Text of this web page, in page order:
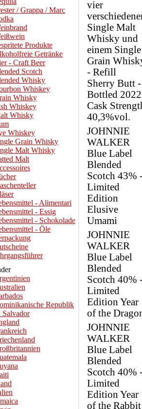
/ Grappa / Marc
Produkte
Getränke
- Craft Beer
Scotch
Whisky
Whiskey
Whisky
Whiskey
Whisky
Whiskey
Grain Whisky
Malt Whisky
Malt
- Alimentari
- Essig
- Schokolade
- Öle
Republik
Salvador
vier
Single Malt
Whisky und
einem Single
Grain
- Refill
Sherry Butt -
Bottled 2022
Cask
40,3%vol.
JOHNNIE
WALKER
Blue Label
Blended
Scotch 43%
Limited
Edition
Elusive
Umami
JOHNNIE
WALKER
Blue Label
Blended
Scotch 40%
Limited
Edition Year
of the
JOHNNIE
WALKER
Blue Label
Blended
Scotch 40%
Limited
Edition Year
of the Rabbit